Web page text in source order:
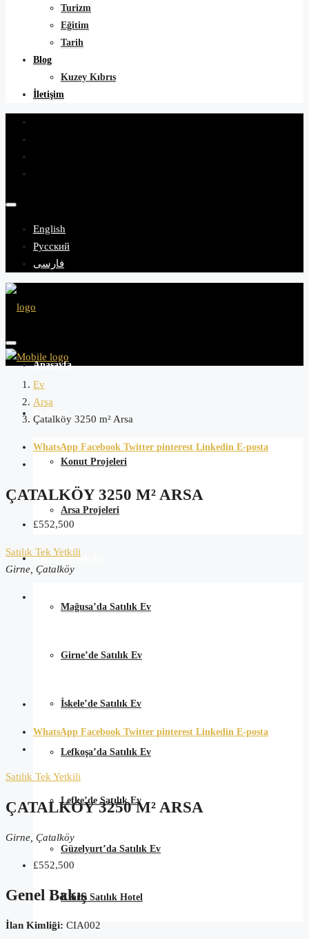
Turizm
Eğitim
Tarih
Blog
Kuzey Kıbrıs
İletişim
English
Русский
فارسی
Anasayfa
Projeler
Konut Projeleri
Arsa Projeleri
Kıbrıs Satılık Ev
Mağusa’da Satılık Ev
Girne’de Satılık Ev
İskele’de Satılık Ev
Lefkoşa’da Satılık Ev
Lefke’de Satılık Ev
Güzelyurt’da Satılık Ev
Kıbrıs Satılık Hotel
Ev
Arsa
Çatalköy 3250 m² Arsa
WhatsApp Facebook Twitter pinterest Linkedin E-posta
ÇATALKÖY 3250 M² ARSA
£552,500
Satılık Tek Yetkili
Girne, Çatalköy
WhatsApp Facebook Twitter pinterest Linkedin E-posta
Satılık Tek Yetkili
ÇATALKÖY 3250 M² ARSA
Girne, Çatalköy
£552,500
Genel Bakış
İlan Kimliği: CIA002